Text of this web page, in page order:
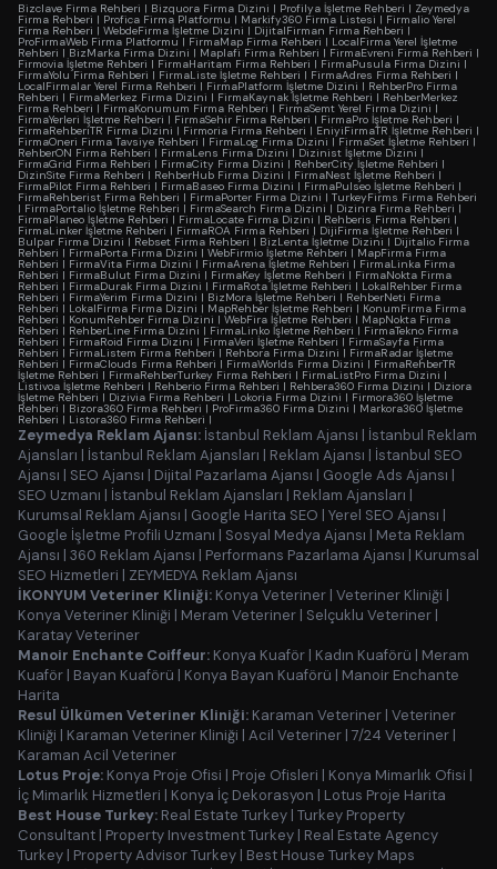
Bizclave Firma Rehberi | Bizquora Firma Dizini | Profilya İşletme Rehberi | Zeymedya
Firma Rehberi | Profica Firma Platformu | Markify360 Firma Listesi | Firmalio Yerel
Firma Rehberi | WebdeFirma İşletme Dizini | DijitalFirman Firma Rehberi |
ProFirmaWeb Firma Platformu | FirmaMap Firma Rehberi | LocalFirma Yerel İşletme
Rehberi | BizMarka Firma Dizini | Maplafi Firma Rehberi | FirmaEvreni Firma Rehberi |
Firmovia İşletme Rehberi | FirmaHaritam Firma Rehberi | FirmaPusula Firma Dizini |
FirmaYolu Firma Rehberi | FirmaListe İşletme Rehberi | FirmaAdres Firma Rehberi |
LocalFirmalar Yerel Firma Rehberi | FirmaPlatform İşletme Dizini | RehberPro Firma
Rehberi | FirmaMerkez Firma Dizini | FirmaKaynak İşletme Rehberi | RehberMerkez
Firma Rehberi | FirmaKonumum Firma Rehberi | FirmaSemt Yerel Firma Dizini |
FirmaYerleri İşletme Rehberi | FirmaSehir Firma Rehberi | FirmaPro İşletme Rehberi |
FirmaRehberiTR Firma Dizini | Firmoria Firma Rehberi | EniyiFirmaTR İşletme Rehberi |
FirmaOneri Firma Tavsiye Rehberi | FirmaLog Firma Dizini |FirmaSet İşletme Rehberi |
RehberON Firma Rehberi | FirmaLens Firma Dizini | Dizinist İşletme Dizini |
FirmaGrid Firma Rehberi | FirmaCity Firma Dizini | RehberCity İşletme Rehberi |
DizinSite Firma Rehberi | RehberHub Firma Dizini | FirmaNest İşletme Rehberi |
FirmaPilot Firma Rehberi | FirmaBaseo Firma Dizini | FirmaPulseo İşletme Rehberi |
FirmaRehberist Firma Rehberi | FirmaPorter Firma Dizini | TurkeyFirms Firma Rehberi
| FirmaPortalio İşletme Rehberi | FirmaSearch Firma Dizini | Dizinra Firma Rehberi |
FirmaPlaneo İşletme Rehberi | FirmaLocate Firma Dizini | Rehberis Firma Rehberi |
FirmaLinker İşletme Rehberi | FirmaROA Firma Rehberi | DijiFirma İşletme Rehberi |
Bulpar Firma Dizini | Rebset Firma Rehberi | BizLenta İşletme Dizini | Dijitalio Firma
Rehberi | FirmaPorta Firma Dizini | WebFirmio İşletme Rehberi | MapFirma Firma
Rehberi | FirmaVita Firma Dizini | FirmaArena İşletme Rehberi | FirmaLinka Firma
Rehberi | FirmaBulut Firma Dizini | FirmaKey İşletme Rehberi | FirmaNokta Firma
Rehberi | FirmaDurak Firma Dizini | FirmaRota İşletme Rehberi | LokalRehber Firma
Rehberi | FirmaYerim Firma Dizini | BizMora İşletme Rehberi | RehberNeti Firma
Rehberi | LokalFirma Firma Dizini | MapRehber İşletme Rehberi | KonumFirma Firma
Rehberi | KonumRehber Firma Dizini | WebFira İşletme Rehberi | MapNokta Firma
Rehberi | RehberLine Firma Dizini | FirmaLinko İşletme Rehberi | FirmaTekno Firma
Rehberi | FirmaRoid Firma Dizini | FirmaVeri İşletme Rehberi | FirmaSayfa Firma
Rehberi | FirmaListem Firma Rehberi | Rehbora Firma Dizini | FirmaRadar İşletme
Rehberi | FirmaClouds Firma Rehberi | FirmaWorlds Firma Dizini | FirmaRehberTR
İşletme Rehberi | FirmaRehberTurkey Firma Rehberi | FirmaListPro Firma Dizini |
Listivoa İşletme Rehberi | Rehberio Firma Rehberi | Rehbera360 Firma Dizini | Diziora
İşletme Rehberi | Dizivia Firma Rehberi | Lokoria Firma Dizini | Firmora360 İşletme
Rehberi | Bizora360 Firma Rehberi | ProFirma360 Firma Dizini | Markora360 İşletme
Rehberi | Listora360 Firma Rehberi |
Zeymedya Reklam Ajansı: İstanbul Reklam Ajansı | İstanbul Reklam
Ajansları | İstanbul Reklam Ajansları | Reklam Ajansı | İstanbul SEO
Ajansı | SEO Ajansı | Dijital Pazarlama Ajansı | Google Ads Ajansı |
SEO Uzmanı | İstanbul Reklam Ajansları | Reklam Ajansları |
Kurumsal Reklam Ajansı | Google Harita SEO | Yerel SEO Ajansı |
Google İşletme Profili Uzmanı | Sosyal Medya Ajansı | Meta Reklam
Ajansı | 360 Reklam Ajansı | Performans Pazarlama Ajansı | Kurumsal
SEO Hizmetleri | ZEYMEDYA Reklam Ajansı
İKONYUM Veteriner Kliniği: Konya Veteriner | Veteriner Kliniği |
Konya Veteriner Kliniği | Meram Veteriner | Selçuklu Veteriner |
Karatay Veteriner
Manoir Enchante Coiffeur: Konya Kuaför | Kadın Kuaförü | Meram
Kuaför | Bayan Kuaförü | Konya Bayan Kuaförü | Manoir Enchante
Harita
Resul Ülkümen Veteriner Kliniği: Karaman Veteriner | Veteriner
Kliniği | Karaman Veteriner Kliniği | Acil Veteriner | 7/24 Veteriner |
Karaman Acil Veteriner
Lotus Proje: Konya Proje Ofisi | Proje Ofisleri | Konya Mimarlık Ofisi |
İç Mimarlık Hizmetleri | Konya İç Dekorasyon | Lotus Proje Harita
Best House Turkey: Real Estate Turkey | Turkey Property
Consultant | Property Investment Turkey | Real Estate Agency
Turkey | Property Advisor Turkey | Best House Turkey Maps